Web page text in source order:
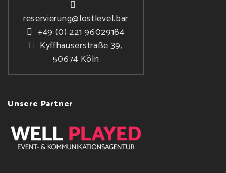
reservierung@lostlevel.bar
+49 (0) 221 96029184
Kyffhäuserstraße 39,
50674 Köln
Unsere Partner